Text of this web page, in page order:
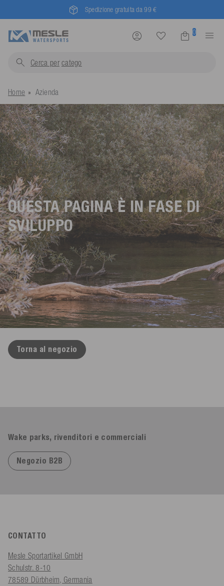
Spedizione gratuita da 99 €
0
Cerca per ca
Home Azienda
QUESTA PAGINA È IN FASE DI
SVILUPPO
Torna al negozio
Wake parks, rivenditori e commerciali
Negozio B2B
CONTATTO
Mesle Sportartikel GmbH
Schulstr. 8-10
78589 Dürbheim, Germania